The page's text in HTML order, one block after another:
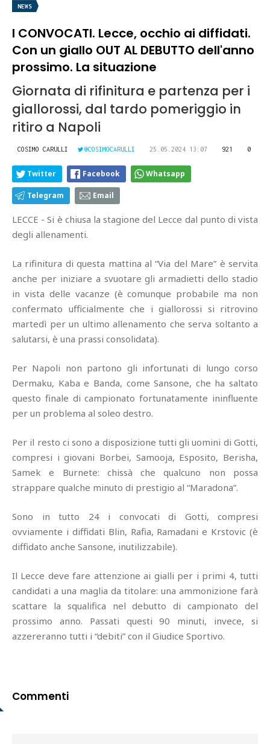
NEWS
I CONVOCATI. Lecce, occhio ai diffidati.
Con un giallo OUT AL DEBUTTO dell'anno
prossimo. La situazione
Giornata di rifinitura e partenza per i
giallorossi, dal tardo pomeriggio in
ritiro a Napoli
COSIMO CARULLI @COSIMOCARULLI 25.05.2024 13:07 921 0
Twitter Facebook Whatsapp
Telegram Email
LECCE - Si è chiusa la stagione del Lecce dal punto di vista
degli allenamenti.
La rifinitura di questa mattina al “Via del Mare” è servita
anche per iniziare a svuotare gli armadietti dello stadio
in vista delle vacanze (è comunque probabile ma non
confermato ufficialmente che i giallorossi si ritrovino
martedì per un ultimo allenamento che serva soltanto a
salutarsi, è una prassi consolidata).
Per Napoli non partono gli infortunati di lungo corso
Dermaku, Kaba e Banda, come Sansone, che ha saltato
questo finale di campionato fortunatamente ininfluente
per un problema al soleo destro.
Per il resto ci sono a disposizione tutti gli uomini di Gotti,
compresi i giovani Borbei, Samooja, Esposito, Berisha,
Samek e Burnete: chissà che qualcuno non possa
strappare qualche minuto di prestigio al “Maradona”.
Sono in tutto 24 i convocati di Gotti, compresi
ovviamente i diffidati Blin, Rafia, Ramadani e Krstovic (è
diffidato anche Sansone, inutilizzabile).
Il Lecce deve fare attenzione ai gialli per i primi 4, tutti
candidati a una maglia da titolare: una ammonizione farà
scattare la squalifica nel debutto di campionato del
prossimo anno. Passati questi 90 minuti, invece, si
azzereranno tutti i “debiti” con il Giudice Sportivo.
Commenti